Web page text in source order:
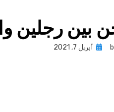
رجلين
Posted
أبريل 7, 2021